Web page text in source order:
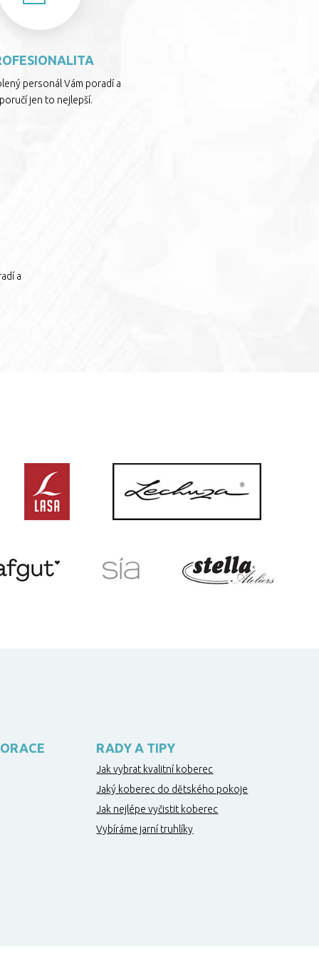
personál Vám poradí a
jen to nejlepší.
a
RADY A TIPY
Jak vybrat kvalitní koberec
Jaký koberec do dětského pokoje
Jak nejlépe vyčistit koberec
Vybíráme jarní truhlíky